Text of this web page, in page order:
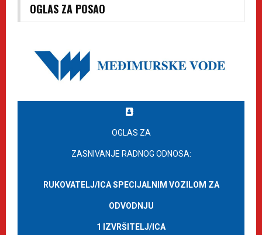
OGLAS ZA POSAO
OGLAS ZA
ZASNIVANJE RADNOG ODNOSA:
RUKOVATELJ/ICA SPECIJALNIM VOZILOM ZA
ODVODNJU
1 IZVRŠITELJ/ICA